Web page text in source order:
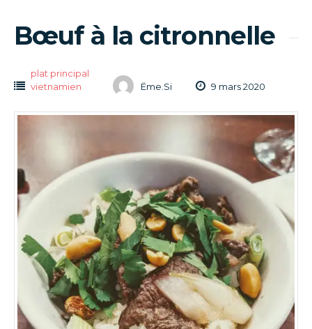
Bœuf à la citronnelle
plat principal
vietnamien
Ëme.Si 9 mars 2020